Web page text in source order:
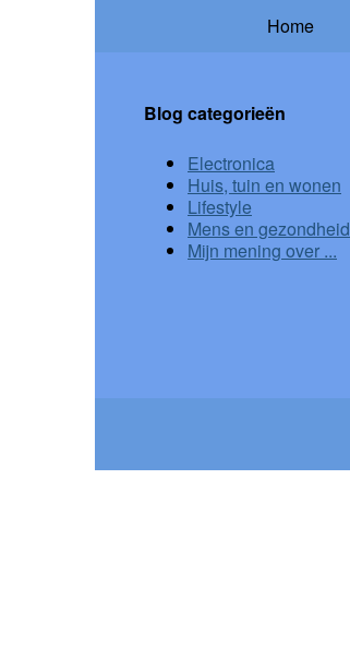
Home
Blog categorieën
Electronica
Huis, tuin en wonen
Lifestyle
Mens en gezondheid
Mijn mening over ...